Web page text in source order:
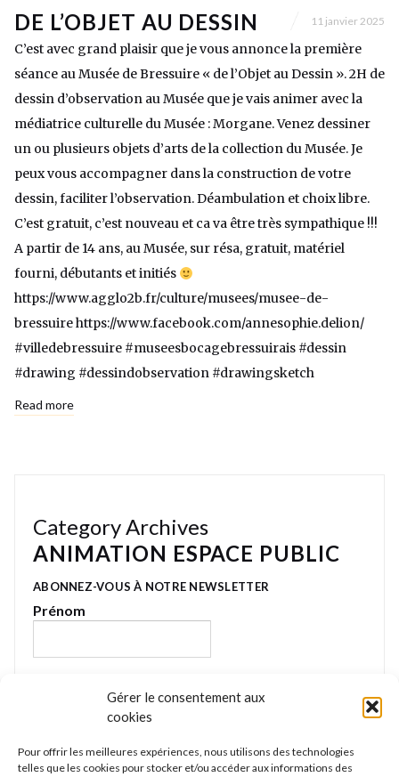
Gérer le consentement aux
cookies
Pour offrir les meilleures expériences, nous utilisons des technologies
telles que les cookies pour stocker et/ou accéder aux informations des
DE L’OBJET AU DESSIN 11 janvier 2025
C’est avec grand plaisir que je vous annonce la première
séance au Musée de Bressuire « de l’Objet au Dessin ». 2H de
dessin d’observation au Musée que je vais animer avec la
médiatrice culturelle du Musée : Morgane. Venez dessiner
un ou plusieurs objets d’arts de la collection du Musée. Je
peux vous accompagner dans la construction de votre
dessin, faciliter l’observation. Déambulation et choix libre.
C’est gratuit, c’est nouveau et ca va être très sympathique !!!
A partir de 14 ans, au Musée, sur résa, gratuit, matériel
fourni, débutants et initiés
https://www.agglo2b.fr/culture/musees/musee-de-
bressuire https://www.facebook.com/annesophie.delion/
#villedebressuire #museesbocagebressuirais #dessin
#drawing #dessindobservation #drawingsketch
Read more
Category Archives
ANIMATION ESPACE PUBLIC
ABONNEZ-VOUS À NOTRE NEWSLETTER
Prénom
Nous gardons vos données privées et ne les